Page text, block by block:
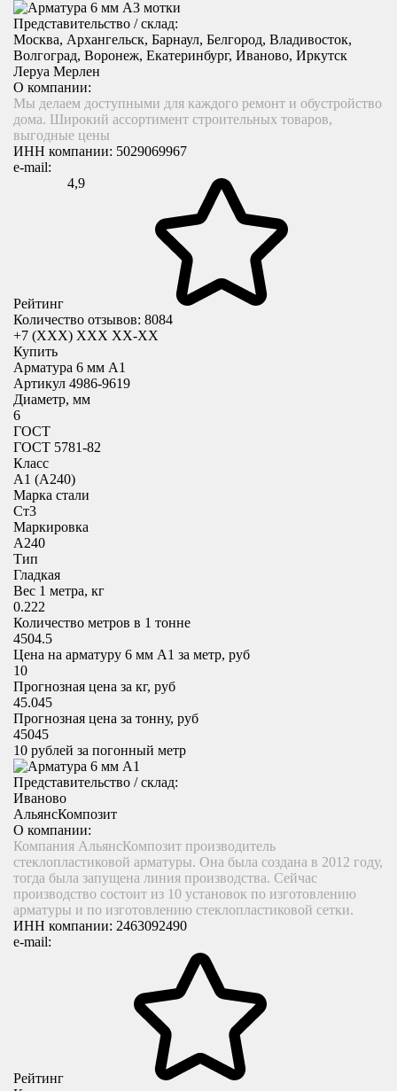
Представительство / склад:
Москва, Архангельск, Барнаул, Белгород, Владивосток,
Волгоград, Воронеж, Екатеринбург, Иваново, Иркутск
Леруа Мерлен
О компании:
Мы делаем доступными для каждого ремонт и обустройство
дома. Широкий ассортимент строительных товаров,
выгодные цены
ИНН компании: 5029069967
e-mail:
Рейтинг
4,9
Количество отзывов: 8084
+7 (XXX) ХХХ ХХ-ХХ
Купить
Арматура 6 мм А1
Артикул 4986-9619
Диаметр, мм
6
ГОСТ
ГОСТ 5781-82
Класс
А1 (А240)
Марка стали
Ст3
Маркировка
А240
Тип
Гладкая
Вес 1 метра, кг
0.222
Количество метров в 1 тонне
4504.5
Цена на арматуру 6 мм А1 за метр, руб
10
Прогнозная цена за кг, руб
45.045
Прогнозная цена за тонну, руб
45045
10 рублей за погонный метр
Представительство / склад:
Иваново
АльянсКомпозит
О компании:
Компания АльянсКомпозит производитель
стеклопластиковой арматуры. Она была создана в 2012 году,
тогда была запущена линия производства. Сейчас
производство состоит из 10 установок по изготовлению
арматуры и по изготовлению стеклопластиковой сетки.
ИНН компании: 2463092490
e-mail:
Рейтинг